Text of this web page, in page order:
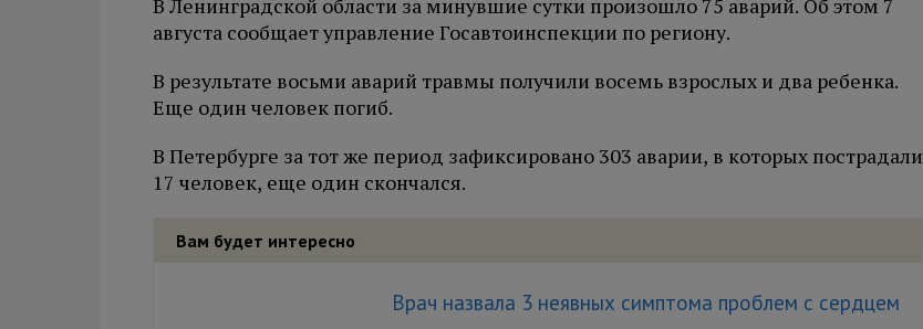
В Ленинградской области за минувшие сутки произошло 75 аварий. Об этом 7
августа сообщает управление Госавтоинспекции по региону.
В результате восьми аварий травмы получили восемь взрослых и два ребенка.
Еще один человек погиб.
В Петербурге за тот же период зафиксировано 303 аварии, в которых пострадали
17 человек, еще один скончался.
Вам будет интересно
Врач назвала 3 неявных симптома проблем с сердцем